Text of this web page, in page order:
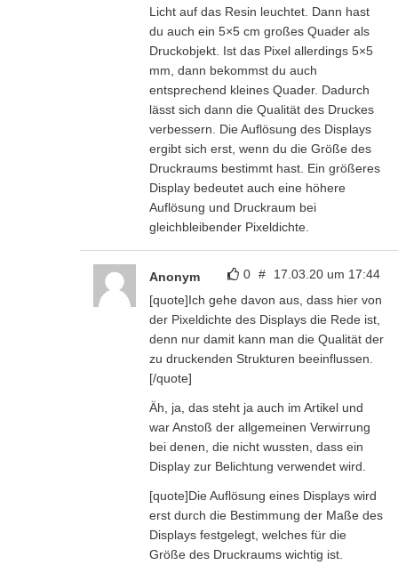
Licht auf das Resin leuchtet. Dann hast
du auch ein 5×5 cm großes Quader als
Druckobjekt. Ist das Pixel allerdings 5×5
mm, dann bekommst du auch
entsprechend kleines Quader. Dadurch
lässt sich dann die Qualität des Druckes
verbessern. Die Auflösung des Displays
ergibt sich erst, wenn du die Größe des
Druckraums bestimmt hast. Ein größeres
Display bedeutet auch eine höhere
Auflösung und Druckraum bei
gleichbleibender Pixeldichte.
0 # 17.03.20 um 17:44
Anonym
[quote]Ich gehe davon aus, dass hier von
der Pixeldichte des Displays die Rede ist,
denn nur damit kann man die Qualität der
zu druckenden Strukturen beeinflussen.
[/quote]
Äh, ja, das steht ja auch im Artikel und
war Anstoß der allgemeinen Verwirrung
bei denen, die nicht wussten, dass ein
Display zur Belichtung verwendet wird.
[quote]Die Auflösung eines Displays wird
erst durch die Bestimmung der Maße des
Displays festgelegt, welches für die
Größe des Druckraums wichtig ist.